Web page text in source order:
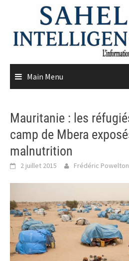
content
Main Menu
Mauritanie : les
camp de Mbera
malnutrition
2 juillet 2015 Frédéric Powelton